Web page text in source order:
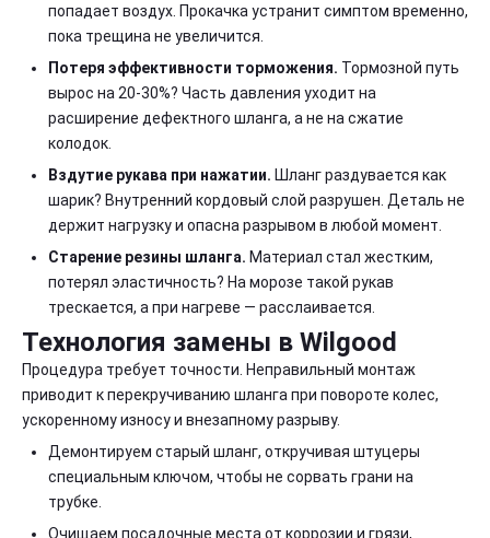
попадает воздух. Прокачка устранит симптом временно,
пока трещина не увеличится.
Потеря эффективности торможения. Тормозной путь
вырос на 20-30%? Часть давления уходит на
расширение дефектного шланга, а не на сжатие
колодок.
Вздутие рукава при нажатии. Шланг раздувается как
шарик? Внутренний кордовый слой разрушен. Деталь не
держит нагрузку и опасна разрывом в любой момент.
Старение резины шланга. Материал стал жестким,
потерял эластичность? На морозе такой рукав
трескается, а при нагреве — расслаивается.
Технология замены в Wilgood
Процедура требует точности. Неправильный монтаж
приводит к перекручиванию шланга при повороте колес,
ускоренному износу и внезапному разрыву.
Демонтируем старый шланг, откручивая штуцеры
специальным ключом, чтобы не сорвать грани на
трубке.
Очищаем посадочные места от коррозии и грязи,